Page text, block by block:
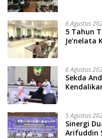
Soal Adat
6 Agustus
5 Tahun
Je’nelata
6 Agustus
Sekda
5 Agustus
Sinergi
Arifuddin